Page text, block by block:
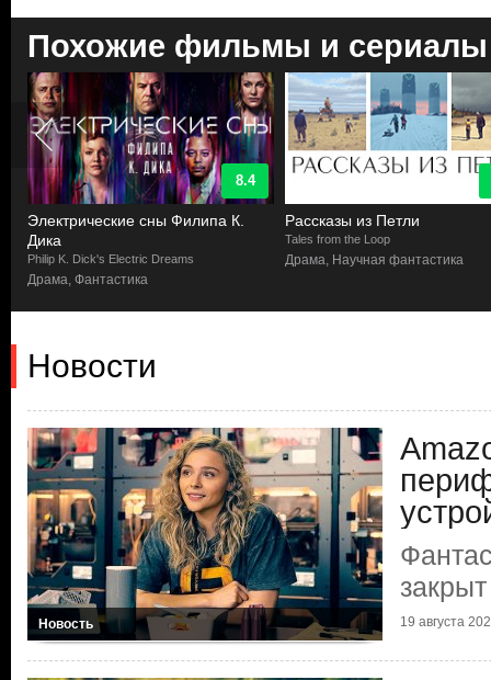
Похожие фильмы и сериалы
8.4
Электрические сны Филипа К.
Дика
Philip K. Dick's Electric Dreams
Драма, Фантастика
Рассказы из Петли
Tales from the Loop
Драма, Научная фантастика
Новости
Новость 19 августа